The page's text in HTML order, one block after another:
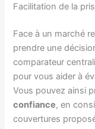
Facilitation de la
Face à un marché
prendre une
comparateur
pour vous aider à
Vous pouvez ainsi
confiance, en
couvertures